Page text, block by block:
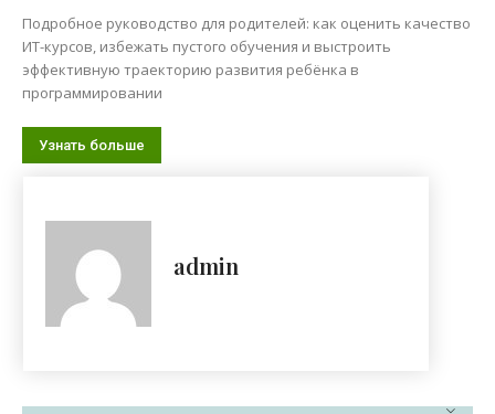
Подробное руководство для родителей: как оценить качество
ИТ-курсов, избежать пустого обучения и выстроить
эффективную траекторию развития ребёнка в
программировании
Узнать больше
admin